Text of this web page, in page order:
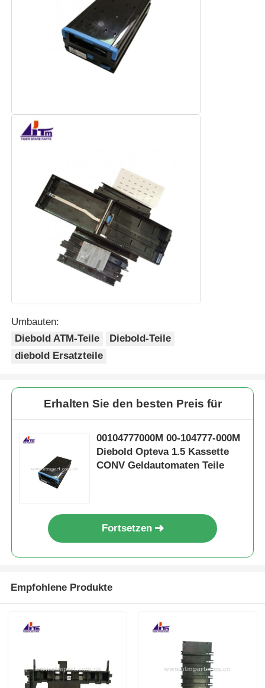
Umbauten:
Diebold ATM-Teile
Diebold-Teile
diebold Ersatzteile
Erhalten Sie den besten Preis für
00104777000M 00-104777-000M
Diebold Opteva 1.5 Kassette
CONV Geldautomaten Teile
Fortsetzen
Empfohlene Produkte